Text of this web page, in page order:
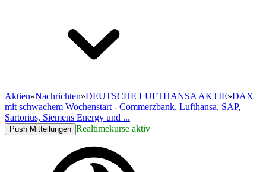
Aktien»Nachrichten»DEUTSCHE LUFTHANSA AKTIE»DAX
mit schwachem Wochenstart - Commerzbank, Lufthansa, SAP,
Sartorius, Siemens Energy und ...
Push Mitteilungen Realtimekurse aktiv